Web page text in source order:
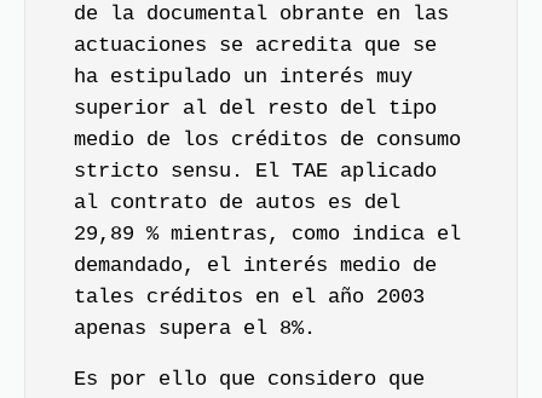
de la documental obrante en las
actuaciones se acredita que se
ha estipulado un interés muy
superior al del resto del tipo
medio de los créditos de consumo
stricto sensu. El TAE aplicado
al contrato de autos es del
29,89 % mientras, como indica el
demandado, el interés medio de
tales créditos en el año 2003
apenas supera el 8%.
Es por ello que considero que